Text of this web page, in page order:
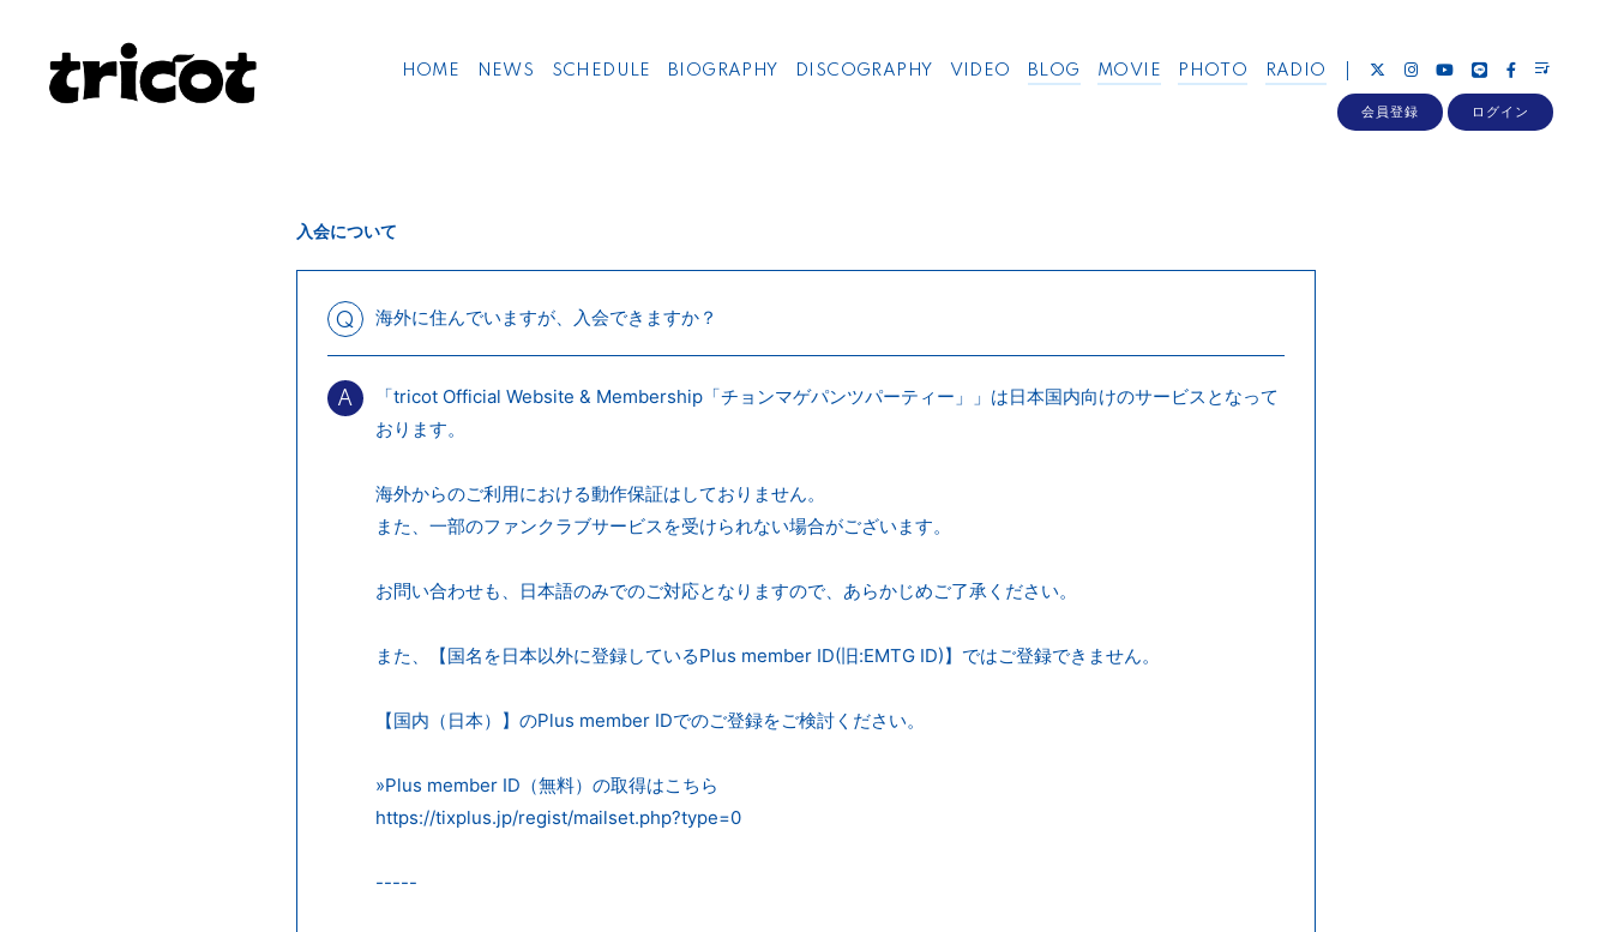
HOME NEWS SCHEDULE BIOGRAPHY DISCOGRAPHY VIDEO BLOG MOVIE PHOTO RADIO
会員登録 ログイン
入会について
Q 海外に住んでいますが、入会できますか？
A
「tricot Official Website & Membership「チョンマゲパンツパーティー」」は日本国内向けのサービスとなって
おります。
海外からのご利用における動作保証はしておりません。
また、一部のファンクラブサービスを受けられない場合がございます。
お問い合わせも、日本語のみでのご対応となりますので、あらかじめご了承ください。
また、【国名を日本以外に登録しているPlus member ID(旧:EMTG ID)】ではご登録できません。
【国内（日本）】のPlus member IDでのご登録をご検討ください。
»Plus member ID（無料）の取得はこちら
https://tixplus.jp/regist/mailset.php?type=0
-----